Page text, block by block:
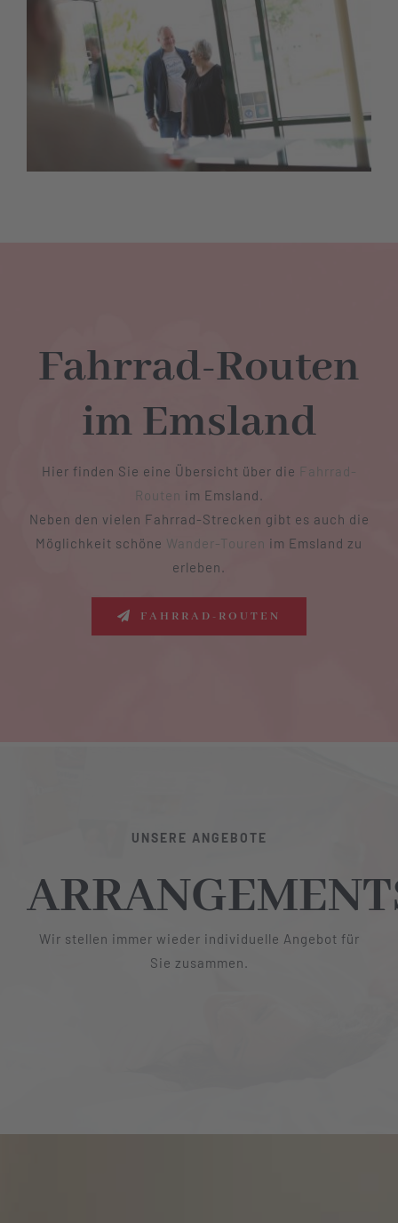
Fahrrad-Routen
im Emsland
Hier finden Sie eine Übersicht über die Fahrrad-
Routen im Emsland.
Neben den vielen Fahrrad-Strecken gibt es auch die
Möglichkeit schöne Wander-Touren im Emsland zu
erleben.
FAHRRAD-ROUTEN
UNSERE ANGEBOTE
Wir stellen immer wieder individuelle Angebot für
Sie zusammen.